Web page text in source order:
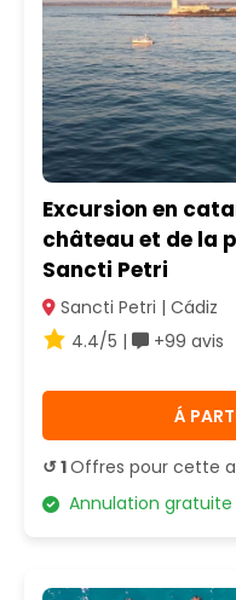
Excursion en
château et de la
Sancti Petri
Sancti Petri | Cádiz
4.4/5 |
+99 avis
Á
↺ 1Offres pour cette
Annulation gratuite